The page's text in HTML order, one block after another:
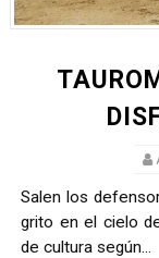
Salen los
grito en el cielo
de cultura según...